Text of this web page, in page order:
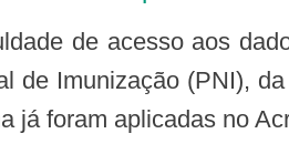
de Imunização (PNI),
já foram aplicadas no